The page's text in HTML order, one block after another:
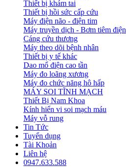
Thiết bị khám tai
Thiết bị hồi sức cấp cứu
Máy điện não - điện tim
Máy truyền dịch - Bơm tiêm điện
Cáng cứu thương
Máy theo dõi bệnh nhân
Thiết bị y tế khác
Dao mổ điện cao tần
Máy đo loãng xương
Máy đo chức năng hô hấp
MÁY SOI TĨNH MẠCH
Thiết Bị Nam Khoa
Kính hiển vi soi mạch máu
Máy vỗ rung
Tin Tức
Tuyển dụng
Tài Khoản
Liên hệ
0947.633.588